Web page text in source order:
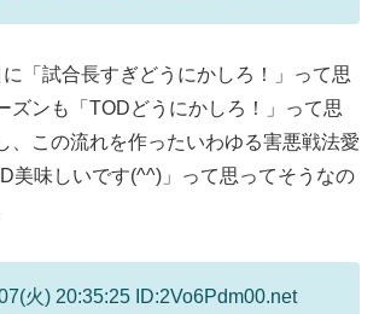
「試合長すぎどうにかしろ！」って思
ズンも「TODどうにかしろ！」って思
、この流れを作ったいわゆる害悪戦法愛
美味しいです(^^)」って思ってそうなの
火) 20:35:25 ID:2Vo6Pdm00.net